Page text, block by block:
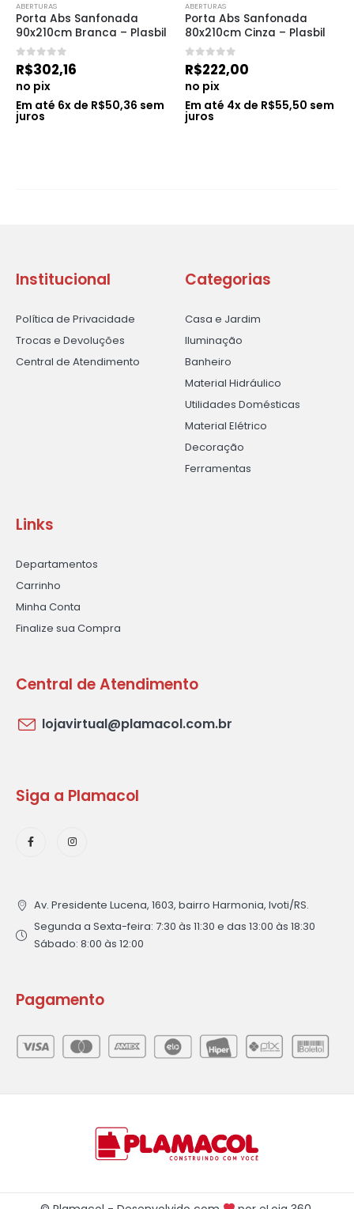
ABERTURAS
Porta Abs Sanfonada
90x210cm Branca – Plasbil
0de 5
R$302,16
no pix
Em até 6x de R$50,36 sem
juros
ABERTURAS
Porta Abs Sanfonada
80x210cm Cinza – Plasbil
0de 5
R$222,00
no pix
Em até 4x de R$55,50 sem
juros
Institucional
Política de Privacidade
Trocas e Devoluções
Central de Atendimento
Categorias
Casa e Jardim
Iluminação
Banheiro
Material Hidráulico
Utilidades Domésticas
Material Elétrico
Decoração
Ferramentas
Links
Departamentos
Carrinho
Minha Conta
Finalize sua Compra
Central de Atendimento
lojavirtual@plamacol.com.br
Siga a Plamacol
Av. Presidente Lucena, 1603, bairro Harmonia, Ivoti/RS.
Segunda a Sexta-feira: 7:30 às 11:30 e das 13:00 às 18:30
Sábado: 8:00 às 12:00
Pagamento